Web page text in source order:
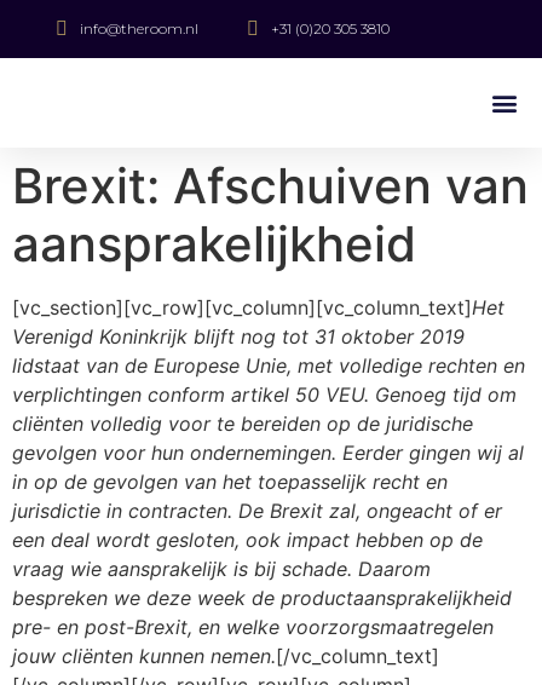
info@theroom.nl +31 (0)20 305 3810
Brexit: Afschuiven van
aansprakelijkheid
[vc_section][vc_row][vc_column][vc_column_text]Het
Verenigd Koninkrijk blijft nog tot 31 oktober 2019
lidstaat van de Europese Unie, met volledige rechten en
verplichtingen conform artikel 50 VEU. Genoeg tijd om
cliënten volledig voor te bereiden op de juridische
gevolgen voor hun ondernemingen. Eerder gingen wij al
in op de gevolgen van het toepasselijk recht en
jurisdictie in contracten. De Brexit zal, ongeacht of er
een deal wordt gesloten, ook impact hebben op de
vraag wie aansprakelijk is bij schade. Daarom
bespreken we deze week de productaansprakelijkheid
pre- en post-Brexit, en welke voorzorgsmaatregelen
jouw cliënten kunnen nemen.[/vc_column_text]